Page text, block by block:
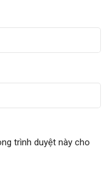
trình duyệt này cho